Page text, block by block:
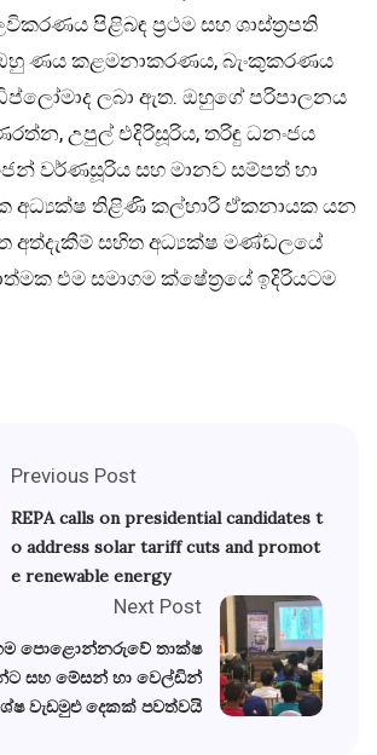
පිළිබඳ ප්‍රථම සහ ශාස්ත්‍රපති
ණය කළමනාකරණය, බැංකුකරණය
ලබා ඇත. ඔහුගේ පරිපාලනය
උපුල් එදිරිසූරිය, තරිඳු ධනංජය
වර්ණසූරිය සහ මානව සම්පත් හා
අධ්‍යක්ෂ තිළිණි කල්හාරි ඒකනායක යන
අත්දැකීම් සහිත අධ්‍යක්ෂ මණ්ඩලයේ
එම සමාගම ක්ෂේත්‍රයේ ඉදිරියටම
Previous Post
REPA calls on presidential candidates t
o address solar tariff cuts and promot
e renewable energy
Next Post
පොළොන්නරුවේ තාක්ෂ
සහ මේසන් හා වෙල්ඩින්
වැඩමුළු දෙකක් පවත්වයි